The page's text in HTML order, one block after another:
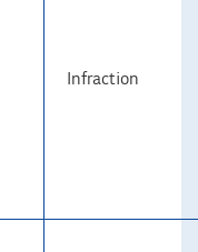
Infraction